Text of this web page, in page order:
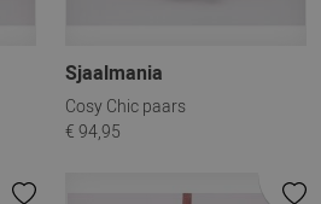
Sjaalmania
Cosy Chic paars
€ 94,95